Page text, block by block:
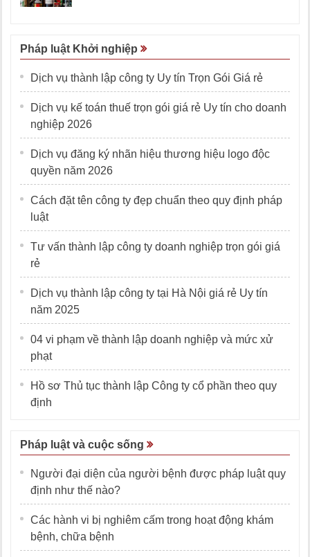
Pháp luật Khởi nghiệp
Dịch vụ thành lập công ty Uy tín Trọn Gói Giá rẻ
Dịch vụ kế toán thuế trọn gói giá rẻ Uy tín cho doanh
nghiệp 2026
Dịch vụ đăng ký nhãn hiệu thương hiệu logo độc
quyền năm 2026
Cách đặt tên công ty đẹp chuẩn theo quy định pháp
luật
Tư vấn thành lập công ty doanh nghiệp trọn gói giá
rẻ
Dịch vụ thành lập công ty tại Hà Nội giá rẻ Uy tín
năm 2025
04 vi phạm về thành lập doanh nghiệp và mức xử
phạt
Hồ sơ Thủ tục thành lập Công ty cổ phần theo quy
định
Pháp luật và cuộc sống
Người đại diện của người bệnh được pháp luật quy
định như thế nào?
Các hành vi bị nghiêm cấm trong hoạt động khám
bệnh, chữa bệnh